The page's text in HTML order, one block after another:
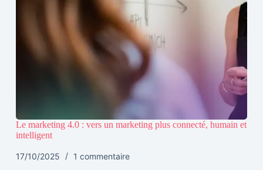
Le marketing 4.0 : vers un marketing plus connecté, humain et
intelligent
17/10/2025 1 commentaire